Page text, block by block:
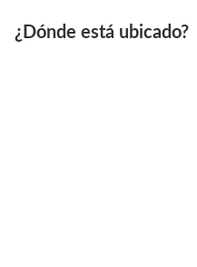
¿Dónde está ubicado?